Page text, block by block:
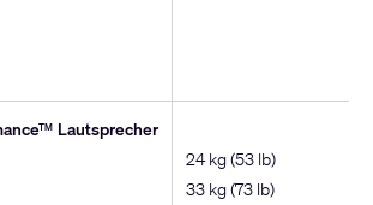
TM Lautsprecher
24 kg (53 lb)
33 kg (73 lb)